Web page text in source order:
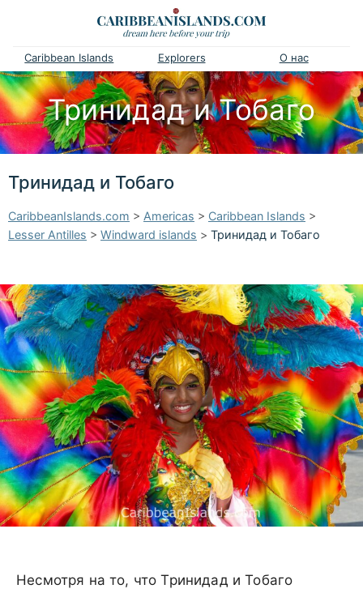
Caribbean Islands Explorers О нас
Тринидад и Тобаго
Тринидад и Тобаго
CaribbeanIslands.com > Americas > Caribbean Islands >
Lesser Antilles > Windward islands > Тринидад и Тобаго
Несмотря на то, что Тринидад и Тобаго